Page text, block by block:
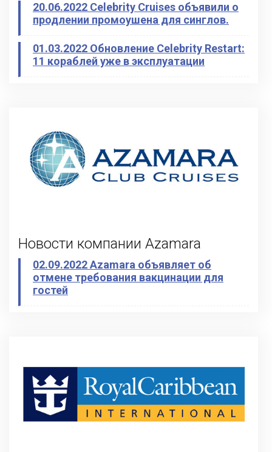
20.06.2022 Celebrity Cruises объявили о
продлении промоушена для синглов.
01.03.2022 Обновление Celebrity Restart:
11 кораблей уже в эксплуатации
Новости компании Azamara
02.09.2022 Azamara объявляет об
отмене требования вакцинации для
гостей